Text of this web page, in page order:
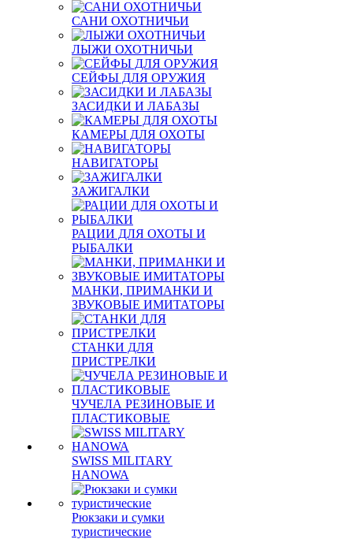
САНИ ОХОТНИЧЬИ
ЛЫЖИ ОХОТНИЧЬИ
СЕЙФЫ ДЛЯ ОРУЖИЯ
ЗАСИДКИ И ЛАБАЗЫ
КАМЕРЫ ДЛЯ ОХОТЫ
НАВИГАТОРЫ
ЗАЖИГАЛКИ
РАЦИИ ДЛЯ ОХОТЫ И
РЫБАЛКИ
МАНКИ, ПРИМАНКИ И
ЗВУКОВЫЕ ИМИТАТОРЫ
СТАНКИ ДЛЯ
ПРИСТРЕЛКИ
ЧУЧЕЛА РЕЗИНОВЫЕ И
ПЛАСТИКОВЫЕ
SWISS MILITARY
HANOWA
Рюкзаки и сумки
туристические